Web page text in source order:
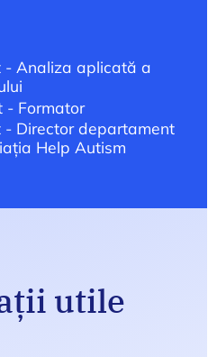
- Analiza aplicată a
- Formator
Director departament
Help Autism
utile